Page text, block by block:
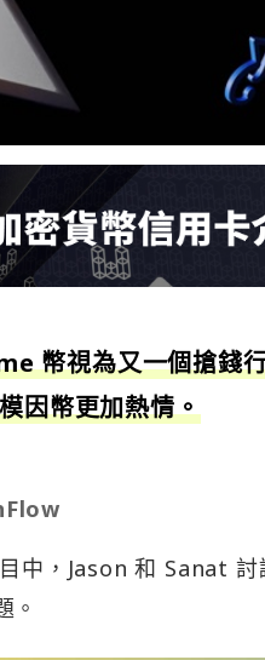
幣視為又一個搶錢
因幣更加熱情。
中，Jason 和 Sanat
。